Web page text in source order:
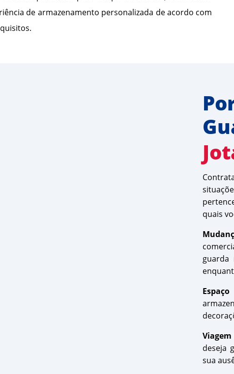
de armazenamento personalizada de acordo com
quais
guarda
deseja
sua